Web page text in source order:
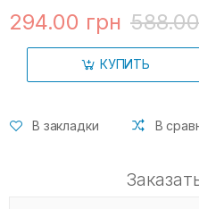
294.00 грн
КУПИТЬ
В закладки В